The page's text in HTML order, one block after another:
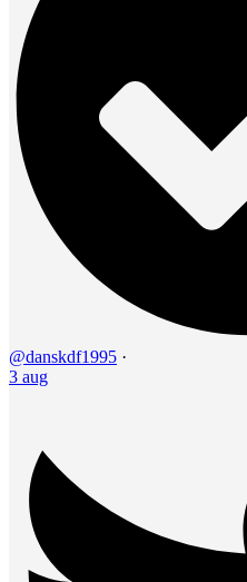
@danskdf1995 ·
3 aug